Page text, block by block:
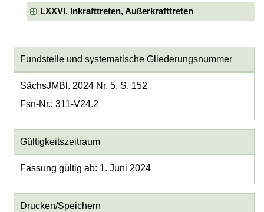
LXXVI. Inkrafttreten, Außerkrafttreten
Fundstelle und systematische Gliederungsnummer
SächsJMBl. 2024 Nr. 5, S. 152
Fsn-Nr.: 311-V24.2
Gültigkeitszeitraum
Fassung gültig ab: 1. Juni 2024
Drucken/Speichern